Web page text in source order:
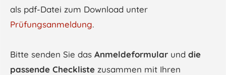
als pdf-Datei zum Download unter
Prüfungsanmeldung.
Bitte senden Sie das Anmeldeformular und die
passende Checkliste zusammen mit Ihren